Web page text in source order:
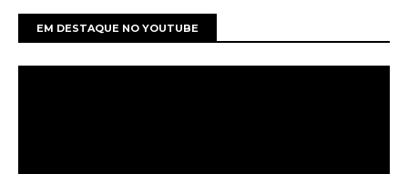
EM DESTAQUE NO YOUTUBE